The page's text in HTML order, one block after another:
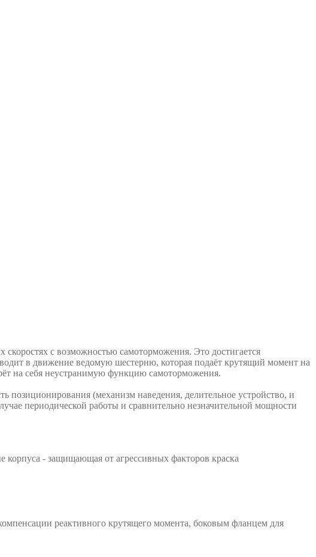
с возможностью самоторможения. Это достигается
в движение ведомую шестерню, которая подаёт крутящий момент на
на себя неустранимую функцию самоторможения.
позиционирования (механизм наведения, делительное устройство, и
периодической работы и сравнительно незначительной мощности
корпуса - защищающая от агрессивных факторов краска
реактивного крутящего момента, боковым фланцем для